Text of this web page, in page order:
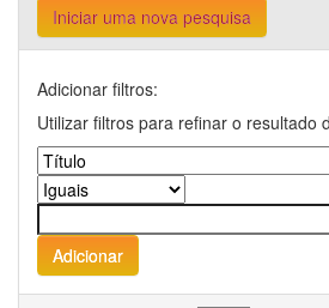
Iniciar uma nova pesquisa
Adicionar filtros:
Utilizar filtros para refinar o resultado